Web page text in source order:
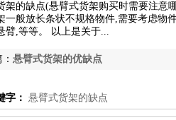
架的缺点(悬臂式货架购买时需要注意
一般放长条状不规格物件,需要考虑物
臂,等等。 以上是关于...
悬臂式货架的优缺点
字： 悬臂式货架的缺点